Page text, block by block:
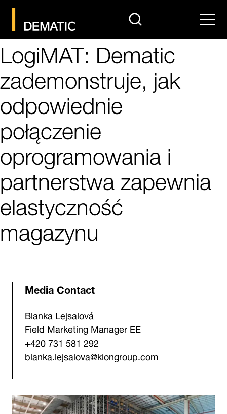
search Menu
LogiMAT: Dematic
zademonstruje, jak
odpowiednie
połączenie
oprogramowania i
partnerstwa zapewnia
elastyczność
magazynu
Media Contact
Blanka Lejsalová
Field Marketing Manager EE
+420 731 581 292
blanka.lejsalova@kiongroup.com